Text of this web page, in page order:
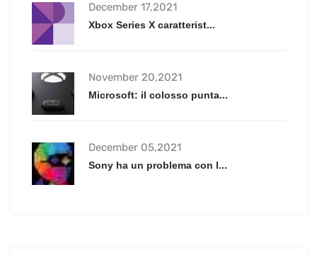
December 17,2021
Xbox Series X caratterist...
November 20,2021
Microsoft: il colosso punta...
December 05,2021
Sony ha un problema con l...